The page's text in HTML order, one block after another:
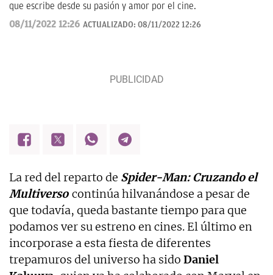
que escribe desde su pasión y amor por el cine.
08/11/2022 12:26 ACTUALIZADO: 08/11/2022 12:26
La red del reparto de Spider-Man: Cruzando el
Multiverso continúa hilvanándose a pesar de
que todavía, queda bastante tiempo para que
podamos ver su estreno en cines. El último en
incorporase a esta fiesta de diferentes
trepamuros del universo ha sido Daniel